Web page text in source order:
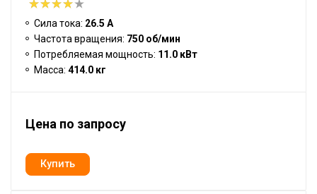
Сила тока: 26.5 А
Частота вращения: 750 об/мин
Потребляемая мощность: 11.0 кВт
Масса: 414.0 кг
Цена по запросу